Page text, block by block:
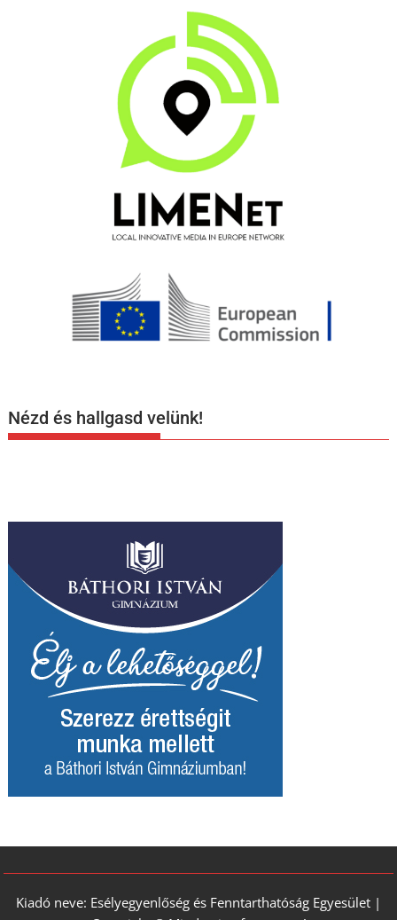
Nézd és hallgasd velünk!
Kiadó neve: Esélyegyenlőség és Fenntarthatóság Egyesület |